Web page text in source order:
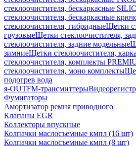
стеклоочистителя, бескаркасные
стеклоочистителя, бескаркасные
стеклоочистителя, гибридныеЩетки
грузовыеЩетки стеклоочистителя,
стеклоочистителя, задние модельные
зимниеЩетки стеклоочистителя,
стеклоочистителя, комплекты
стеклоочистителя, моно комплекты
подогрев вода
я-OUTFM-трансмиттеры
Фумигаторы
Амортизатор ремня приводного
Клапаны EGR
Коллекторы впускные
Колпачки маслосъемные кмпл (16 шт)
Колпачки маслосъемные кмпл (8 шт)